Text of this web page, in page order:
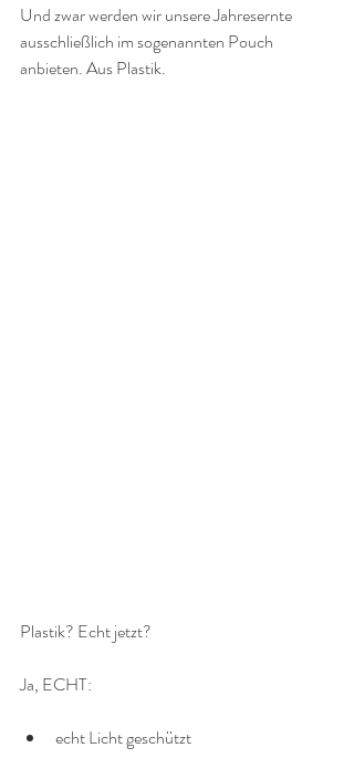
Und zwar werden wir unsere Jahresernte
ausschließlich im sogenannten Pouch
anbieten. Aus Plastik.
Plastik? Echt jetzt?
Ja, ECHT:
echt Licht geschützt